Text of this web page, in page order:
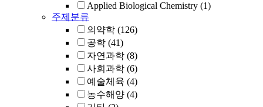
Applied Biological Chemistry (1)
주제분류
의약학 (126)
공학 (41)
자연과학 (8)
사회과학 (6)
예술체육 (4)
농수해양 (4)